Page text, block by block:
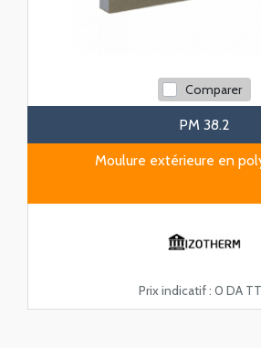
Comparer
PM 38.2
Moulure extérieure en
Prix indicatif : 0 DA